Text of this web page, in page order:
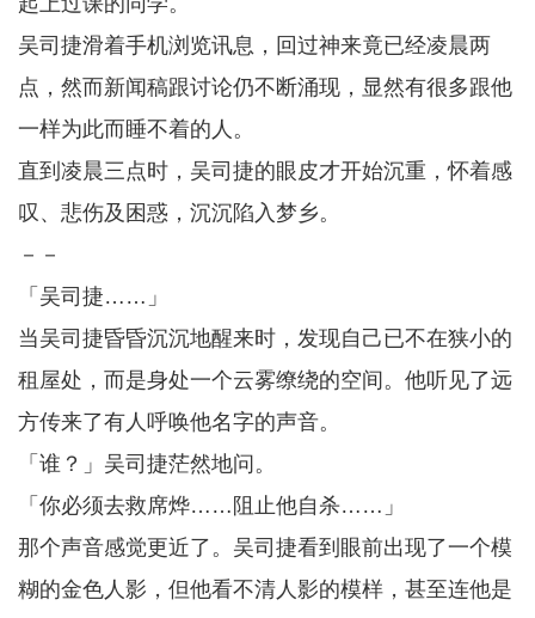
吴司捷滑着手机浏览讯息，回过神来竟已经凌晨两
点，然而新闻稿跟讨论仍不断涌现，显然有很多跟他
一样为此而睡不着的人。
直到凌晨三点时，吴司捷的眼皮才开始沉重，怀着感
叹、悲伤及困惑，沉沉陷入梦乡。
－－
「吴司捷……」
当吴司捷昏昏沉沉地醒来时，发现自己已不在狭小的
租屋处，而是身处一个云雾缭绕的空间。他听见了远
方传来了有人呼唤他名字的声音。
「谁？」吴司捷茫然地问。
「你必须去救席烨……阻止他自杀……」
那个声音感觉更近了。吴司捷看到眼前出现了一个模
糊的金色人影，但他看不清人影的模样，甚至连他是